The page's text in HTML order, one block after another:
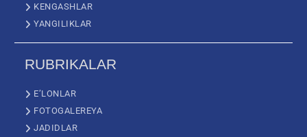
KENGASHLAR
YANGILIKLAR
RUBRIKALAR
E’LONLAR
FOTOGALEREYA
JADIDLAR